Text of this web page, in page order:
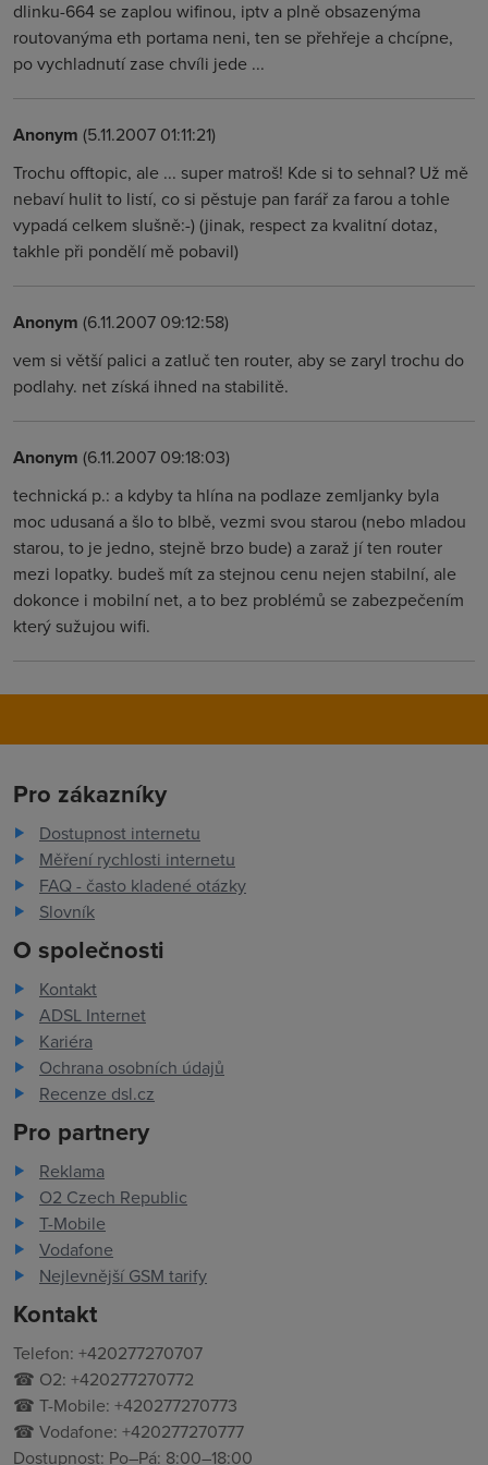
dlinku-664 se zaplou wifinou, iptv a plně obsazenýma
routovanýma eth portama neni, ten se přehřeje a chcípne,
po vychladnutí zase chvíli jede ...
Anonym (5.11.2007 01:11:21)
Trochu offtopic, ale ... super matroš! Kde si to sehnal? Už mě
nebaví hulit to listí, co si pěstuje pan farář za farou a tohle
vypadá celkem slušně:-) (jinak, respect za kvalitní dotaz,
takhle při pondělí mě pobavil)
Anonym (6.11.2007 09:12:58)
vem si větší palici a zatluč ten router, aby se zaryl trochu do
podlahy. net získá ihned na stabilitě.
Anonym (6.11.2007 09:18:03)
technická p.: a kdyby ta hlína na podlaze zemljanky byla
moc udusaná a šlo to blbě, vezmi svou starou (nebo mladou
starou, to je jedno, stejně brzo bude) a zaraž jí ten router
mezi lopatky. budeš mít za stejnou cenu nejen stabilní, ale
dokonce i mobilní net, a to bez problémů se zabezpečením
který sužujou wifi.
Pro zákazníky
Dostupnost internetu
Měření rychlosti internetu
FAQ - často kladené otázky
Slovník
O společnosti
Kontakt
ADSL Internet
Kariéra
Ochrana osobních údajů
Recenze dsl.cz
Pro partnery
Reklama
O2 Czech Republic
T-Mobile
Vodafone
Nejlevnější GSM tarify
Kontakt
Telefon: +420277270707
☎ O2: +420277270772
☎ T-Mobile: +420277270773
☎ Vodafone: +420277270777
Dostupnost: Po–Pá: 8:00–18:00